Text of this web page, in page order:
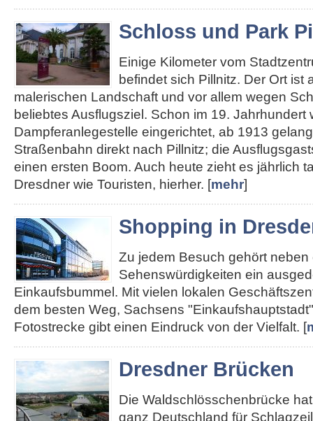
Schloss und Park
Einige Kilometer vom
befindet sich Pillnitz. Der Ort ist
malerischen Landschaft und vor allem wegen
beliebtes Ausflugsziel. Schon im 19. Jahrhundert
Dampferanlegestelle eingerichtet, ab 1913
Straßenbahn direkt nach Pillnitz; die
einen ersten Boom. Auch heute zieht es jährlich
Dresdner wie Touristen, hierher. [mehr]
Shopping in
Zu jedem Besuch gehört neben
Sehenswürdigkeiten ein
Einkaufsbummel. Mit vielen lokalen
dem besten Weg, Sachsens
Fotostrecke gibt einen Eindruck von der Vielfalt. [
Dresdner Brücken
Die Waldschlösschenbrücke
ganz Deutschland für